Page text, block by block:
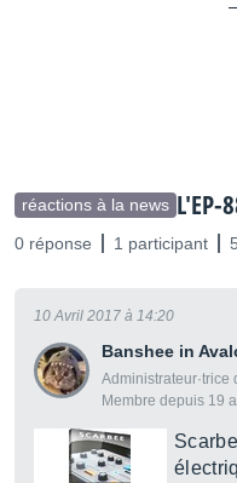
réactions à la news L'EP-
0 réponse 1 participant
Banshee in
Administrateur·trice
Membre depuis 19
10 Avril 2017 à 14:20